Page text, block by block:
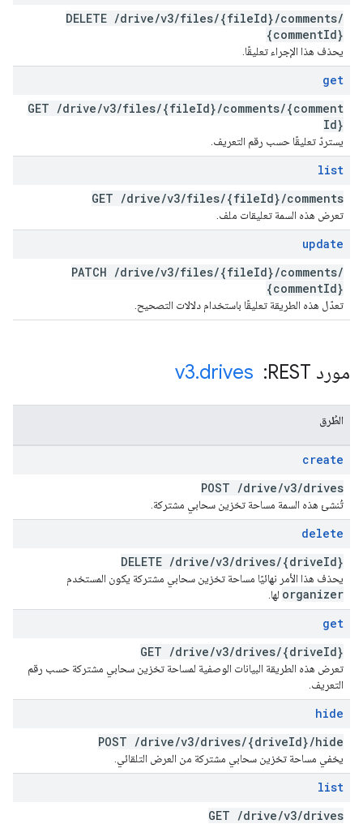
DELETE /drive/v3/files/{fileId}/comments/
{commentId}
يحذف هذا الإجراء تعليقًا.
get
GET /drive/v3/files/{fileId}/comments/{comment
Id}
يستردّ تعليقًا حسب رقم التعريف.
list
GET /drive/v3/files/{fileId}/comments
تعرض هذه السمة تعليقات ملف.
update
PATCH /drive/v3/files/{fileId}/comments/
{commentId}
تعدّل هذه الطريقة تعليقًا باستخدام دلالات التصحيح.
مورد REST: ‏ v3.drives
الطُرق
create
POST /drive/v3/drives
تُنشئ هذه السمة مساحة تخزين سحابي مشتركة.
delete
DELETE /drive/v3/drives/{driveId}
يحذف هذا الأمر نهائيًا مساحة تخزين سحابي مشتركة يكون المستخدم
organizer لها.
get
GET /drive/v3/drives/{driveId}
تعرض هذه الطريقة البيانات الوصفية لمساحة تخزين سحابي مشتركة حسب رقم
التعريف.
hide
POST /drive/v3/drives/{driveId}/hide
يخفي مساحة تخزين سحابي مشتركة من العرض التلقائي.
list
GET /drive/v3/drives